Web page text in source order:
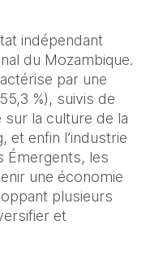
indépendant
du Mozambique.
par une
%), suivis de
sur la culture de la
et enfin l’industrie
Émergents, les
une économie
plusieurs
et